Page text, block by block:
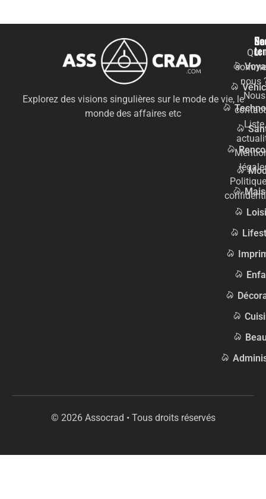
Explorez des visions singulières sur le mode de vie, le
monde des affaires etc
Qui
nous
Nous
Liste
© 2026 Assocrad • Tous droits réservés